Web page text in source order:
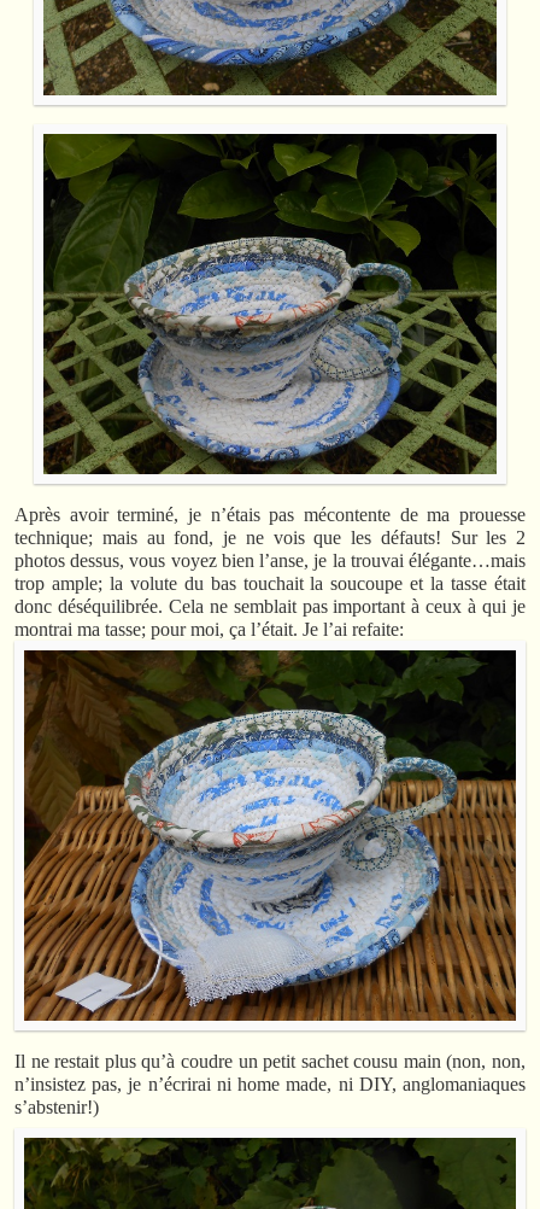
Après avoir terminé, je n’étais pas mécontente de ma prouesse
technique; mais au fond, je ne vois que les défauts! Sur les 2
photos dessus, vous voyez bien l’anse, je la trouvai élégante…mais
trop ample; la volute du bas touchait la soucoupe et la tasse était
donc déséquilibrée. Cela ne semblait pas important à ceux à qui je
montrai ma tasse; pour moi, ça l’était. Je l’ai refaite:
Il ne restait plus qu’à coudre un petit sachet cousu main (non, non,
n’insistez pas, je n’écrirai ni home made, ni DIY, anglomaniaques
s’abstenir!)